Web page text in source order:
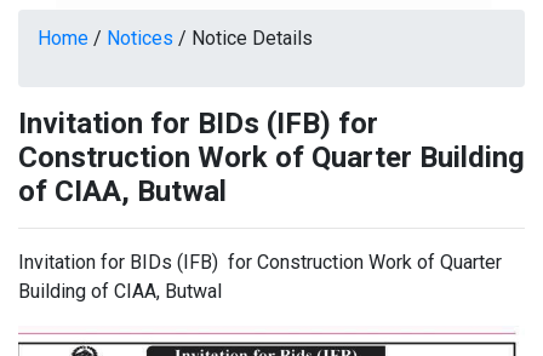
Home / Notices / Notice Details
Invitation for BIDs (IFB) for
Construction Work of Quarter Building
of CIAA, Butwal
Invitation for BIDs (IFB) for Construction Work of Quarter
Building of CIAA, Butwal